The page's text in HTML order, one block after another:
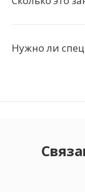
Нужно ли